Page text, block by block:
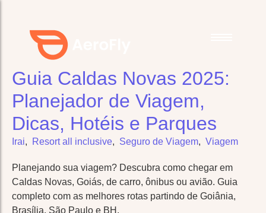
Family Trip:
Beach Resort Getaway
Island Hopping Adventure
National Park Exploration
Camping & Hiking Trip New
Farm Stay Experience
Family Trip:
Beach Resort Getaway
Island Hopping Adventure
National Park Exploration
Camping & Hiking Trip New
Farm Stay Experience
Guia Caldas Novas 2025:
Planejador de Viagem,
Dicas, Hotéis e Parques
Irai, Resort all inclusive, Seguro de Viagem, Viagem
Planejando sua viagem? Descubra como chegar em
Caldas Novas, Goiás, de carro, ônibus ou avião. Guia
completo com as melhores rotas partindo de Goiânia,
Brasília, São Paulo e BH.